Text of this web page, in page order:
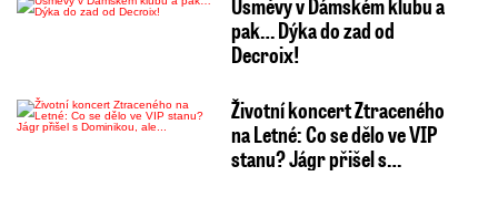
pak… Dýka do zad od
Decroix!
Životní koncert Ztraceného
na Letné: Co se dělo ve VIP
stanu? Jágr přišel s…